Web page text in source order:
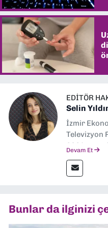
EDITÖR
Selin
İzmir
Televizyon
2024
editörlük
Devam Et
Bunlar da ilginizi